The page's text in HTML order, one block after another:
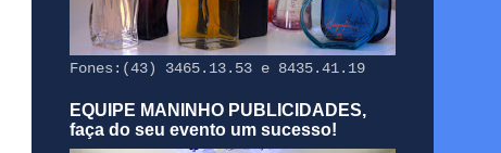
Fones:(43) 3465.13.53 e 8435.41.19
EQUIPE MANINHO PUBLICIDADES,
faça do seu evento um sucesso!